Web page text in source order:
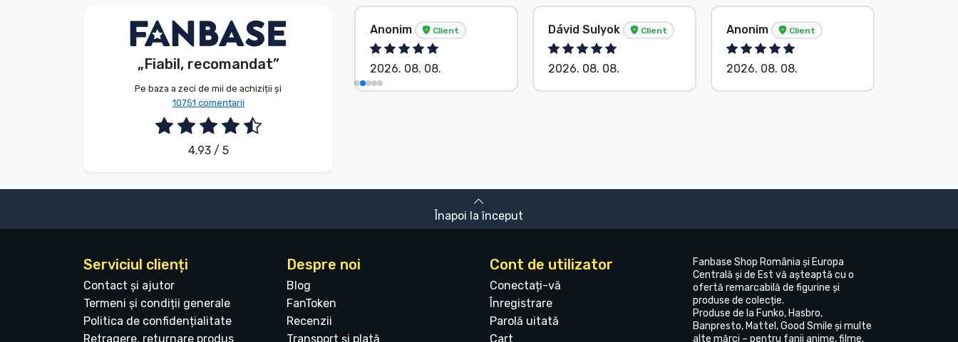
„Fiabil, recomandat”
Pe baza a zeci de mii de achiziții și
10751 comentarii
4.93 / 5
Anonim Client
2026. 08. 09.
Anonim Client
2026. 08. 08.
Dávid Sulyok Client
2026. 08. 08.
Anonim Client
2026. 08. 08.
Înapoi la început
Serviciul clienți
Contact și ajutor
Termeni și condiții generale
Politica de confidențialitate
Retragere, returnare produs
Despre noi
Blog
FanToken
Recenzii
Transport și plată
Cont de utilizator
Conectați-vă
Înregistrare
Parolă uitată
Cart
Fanbase Shop România și Europa
Centrală și de Est vă așteaptă cu o
ofertă remarcabilă de figurine și
produse de colecție.
Produse de la Funko, Hasbro,
Banpresto, Mattel, Good Smile și multe
alte mărci – pentru fanii anime, filme,
Tipuri de produse